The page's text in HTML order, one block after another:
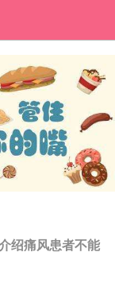
绍痛风患者不能